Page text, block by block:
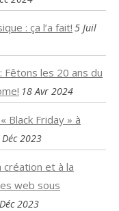
: ça l’a fait! 5 Juil
Fêtons les 20 ans du
18 Avr 2024
Black Friday » à
Déc 2023
création et à la
web sous
2023